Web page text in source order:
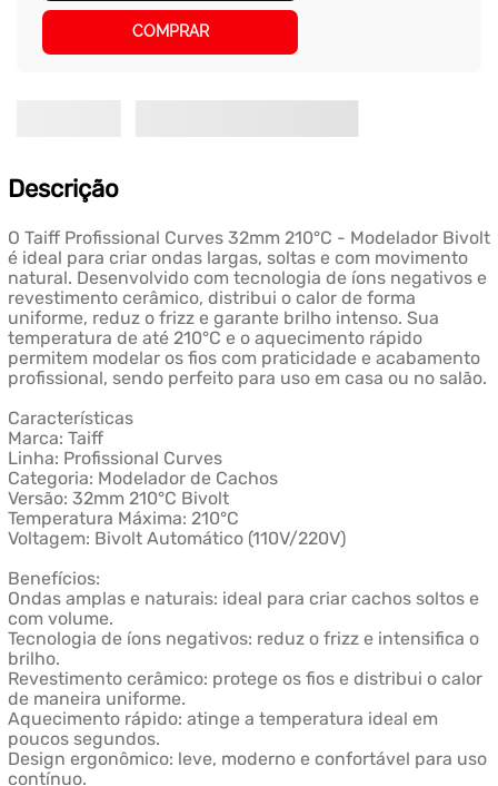
COMPRAR
Descrição
O Taiff Profissional Curves 32mm 210°C - Modelador Bivolt
é ideal para criar ondas largas, soltas e com movimento
natural. Desenvolvido com tecnologia de íons negativos e
revestimento cerâmico, distribui o calor de forma
uniforme, reduz o frizz e garante brilho intenso. Sua
temperatura de até 210°C e o aquecimento rápido
permitem modelar os fios com praticidade e acabamento
profissional, sendo perfeito para uso em casa ou no salão.
Características
Marca: Taiff
Linha: Profissional Curves
Categoria: Modelador de Cachos
Versão: 32mm 210°C Bivolt
Temperatura Máxima: 210°C
Voltagem: Bivolt Automático (110V/220V)
Benefícios:
Ondas amplas e naturais: ideal para criar cachos soltos e
com volume.
Tecnologia de íons negativos: reduz o frizz e intensifica o
brilho.
Revestimento cerâmico: protege os fios e distribui o calor
de maneira uniforme.
Aquecimento rápido: atinge a temperatura ideal em
poucos segundos.
Design ergonômico: leve, moderno e confortável para uso
contínuo.